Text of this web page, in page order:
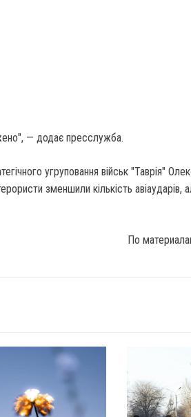
— додає пресслужба.
угруповання військ "Таврія"
зменшили кількість авіаударів,
По